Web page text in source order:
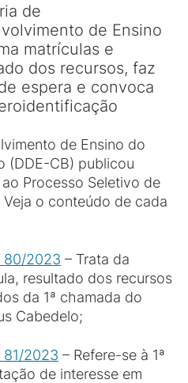
de
de Ensino
matrículas e
dos recursos, faz
espera e convoca
de Ensino do
(DDE-CB) publicou
Processo Seletivo de
o conteúdo de cada
80/2023 – Trata da
resultado dos recursos
da 1ª chamada do
Cabedelo;
81/2023 – Refere-se à 1ª
de interesse em